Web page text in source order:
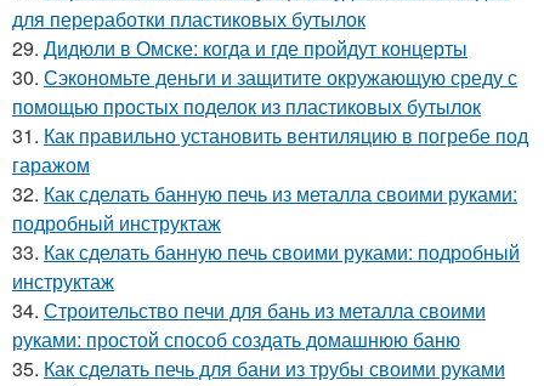
для переработки пластиковых бутылок
29. Дидюли в Омске: когда и где пройдут концерты
30. Сэкономьте деньги и защитите окружающую среду с
помощью простых поделок из пластиковых бутылок
31. Как правильно установить вентиляцию в погребе под
гаражом
32. Как сделать банную печь из металла своими руками:
подробный инструктаж
33. Как сделать банную печь своими руками: подробный
инструктаж
34. Строительство печи для бань из металла своими
руками: простой способ создать домашнюю баню
35. Как сделать печь для бани из трубы своими руками